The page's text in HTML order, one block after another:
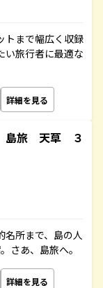
トまで幅広く収録
い旅行者に最適な
詳細を見る
島旅 天草 ３
名所まで、島の人
さあ、島旅へ。
詳細を見る